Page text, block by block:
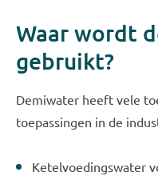
Waar wordt
gebruikt?
Demiwater heeft vele
toepassingen in de
Ketelvoedingswater